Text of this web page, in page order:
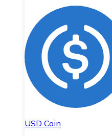
USD Coin